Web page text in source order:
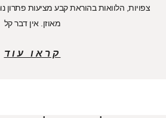
צפויות, הלוואות בהוראת קבע מציעות פתרון
מאוזן. אין דבר קל
קראו עוד